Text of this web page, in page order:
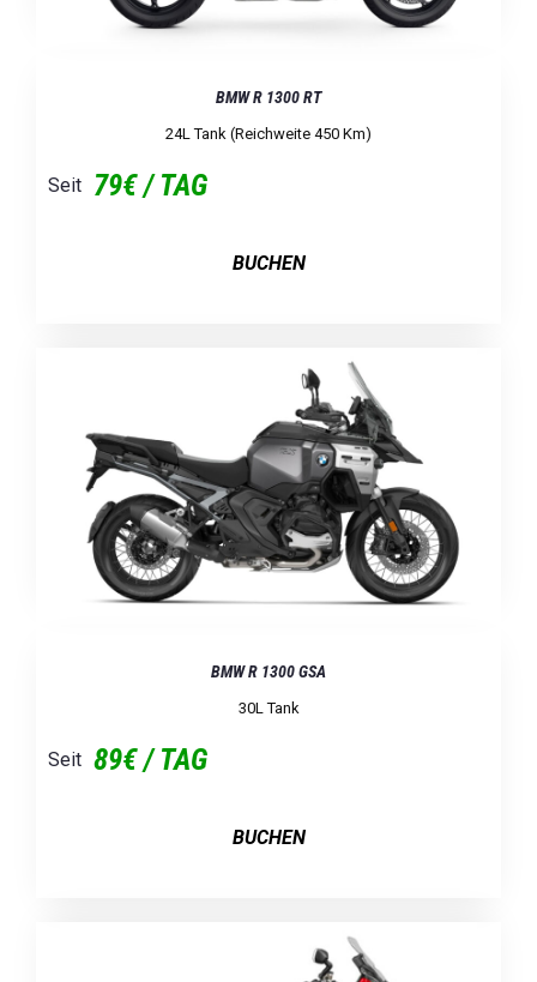
BMW R 1300 RT
24L Tank (Reichweite 450 Km)
Seit 79€ / TAG
BUCHEN
BMW R 1300 GSA
30L Tank
Seit 89€ / TAG
BUCHEN